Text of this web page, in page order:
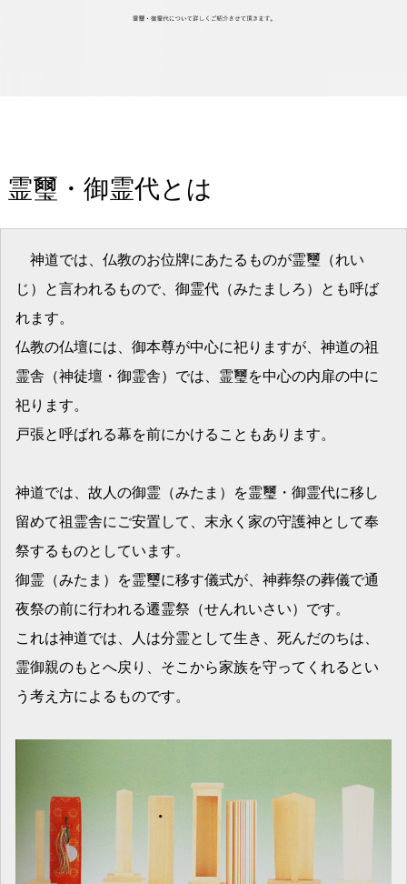
霊璽・御霊代とは
神道では、仏教のお位牌にあたるものが霊璽（れい
じ）と言われるもので、御霊代（みたましろ）とも呼ば
れます。
仏教の仏壇には、御本尊が中心に祀りますが、神道の祖
霊舎（神徒壇・御霊舎）では、霊璽を中心の内扉の中に
祀ります。
戸張と呼ばれる幕を前にかけることもあります。
神道では、故人の御霊（みたま）を霊璽・御霊代に移し
留めて祖霊舎にご安置して、末永く家の守護神として奉
祭するものとしています。
御霊（みたま）を霊璽に移す儀式が、神葬祭の葬儀で通
夜祭の前に行われる遷霊祭（せんれいさい）です。
これは神道では、人は分霊として生き、死んだのちは、
霊御親のもとへ戻り、そこから家族を守ってくれるとい
う考え方によるものです。